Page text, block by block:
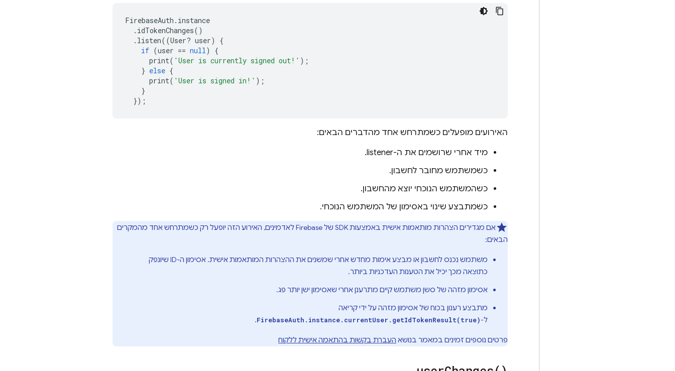
FirebaseAuth . instance
. idTokenChanges()
. listen((User? user)
{
if (user == null)
{
print( 'User is currently signed out!' );
} else {
print( 'User is signed in!' );
}
});
האירועים מופעלים כשמתרחש אחד מהדברים הבאים:
מיד אחרי שרושמים את ה-listener.
כשמשתמש מחובר לחשבון.
כשהמשתמש הנוכחי יוצא מהחשבון.
כשמתבצע שינוי באסימון של המשתמש הנוכחי.
אם מגדירים הצהרות מותאמות אישית באמצעות SDK של Firebase לאדמינים, האירוע הזה יופעל רק כשמתרחש אחד מהמקרים
הבאים:
משתמש נכנס לחשבון או מבצע אימות מחדש אחרי שמשנים את ההצהרות המותאמות אישית. אסימון ה-ID שיונפק
כתוצאה מכך יכיל את הטענות העדכניות ביותר.
אסימון מזהה של סשן משתמש קיים מתרענן אחרי שאסימון ישן יותר פג.
מתבצע רענון בכוח של אסימון מזהה על ידי קריאה
ל-FirebaseAuth.instance.currentUser.getIdTokenResult(true)
.
פרטים נוספים זמינים במאמר בנושא העברת בקשות בהתאמה אישית ללקוח